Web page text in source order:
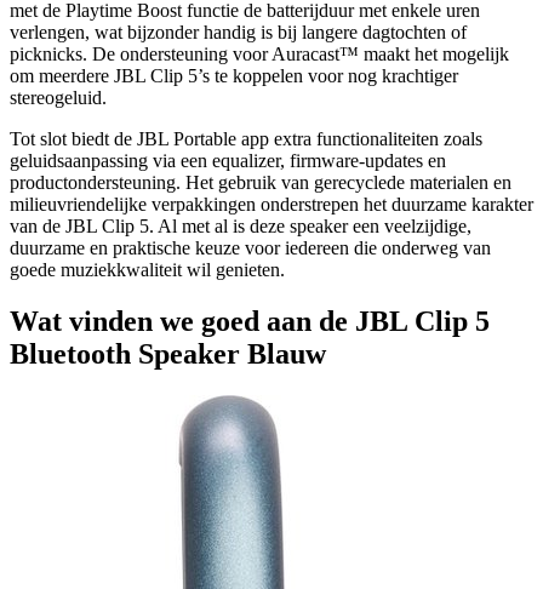
met de Playtime Boost functie de batterijduur met enkele uren
verlengen, wat bijzonder handig is bij langere dagtochten of
picknicks. De ondersteuning voor Auracast™ maakt het mogelijk
om meerdere JBL Clip 5’s te koppelen voor nog krachtiger
stereogeluid.
Tot slot biedt de JBL Portable app extra functionaliteiten zoals
geluidsaanpassing via een equalizer, firmware-updates en
productondersteuning. Het gebruik van gerecyclede materialen en
milieuvriendelijke verpakkingen onderstrepen het duurzame karakter
van de JBL Clip 5. Al met al is deze speaker een veelzijdige,
duurzame en praktische keuze voor iedereen die onderweg van
goede muziekkwaliteit wil genieten.
Wat vinden we goed aan de JBL Clip 5
Bluetooth Speaker Blauw